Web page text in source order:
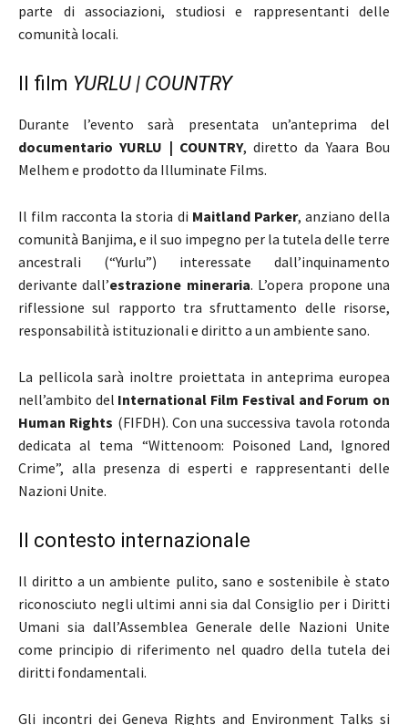
parte di associazioni, studiosi e rappresentanti delle
comunità locali.
Il film YURLU | COUNTRY
Durante l’evento sarà presentata un’anteprima del
documentario YURLU | COUNTRY, diretto daYaara Bou
Melhem e prodotto da Illuminate Films.
Il film racconta la storia di Maitland Parker, anziano della
comunità Banjima, e il suo impegno per la tutela delle terre
ancestrali (“Yurlu”) interessate dall’inquinamento
derivante dall’estrazione mineraria. L’opera propone una
riflessione sul rapporto tra sfruttamento delle risorse,
responsabilità istituzionali e diritto a un ambiente sano.
La pellicola sarà inoltre proiettata in anteprima europea
nell’ambito del International Film Festival and Forum on
Human Rights (FIFDH). Con una successiva tavola rotonda
dedicata al tema “Wittenoom: Poisoned Land, Ignored
Crime”, alla presenza di esperti e rappresentanti delle
Nazioni Unite.
Il contesto internazionale
Il diritto a un ambiente pulito, sano e sostenibile è stato
riconosciuto negli ultimi anni sia dal Consiglio per i Diritti
Umani sia dall’Assemblea Generale delle Nazioni Unite
come principio di riferimento nel quadro della tutela dei
diritti fondamentali.
Gli incontri dei Geneva Rights and Environment Talks si